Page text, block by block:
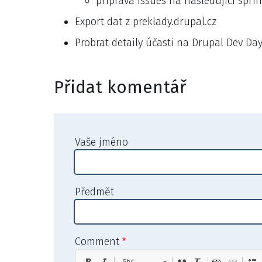
Export dat z preklady.drupal.cz
Probrat detaily účasti na Drupal Dev
Přidat komentář
Vaše jméno
Předmět
Comment